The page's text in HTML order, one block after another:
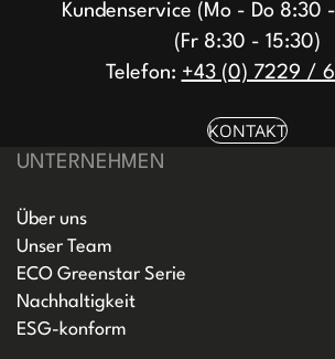
Kundenservice (Mo - Do 8:30
(Fr 8:30 - 15:30)
Telefon: +43 (0) 7229 /
KONTAKT
UNTERNEHMEN
Über uns
Unser Team
ECO Greenstar Serie
Nachhaltigkeit
ESG-konform